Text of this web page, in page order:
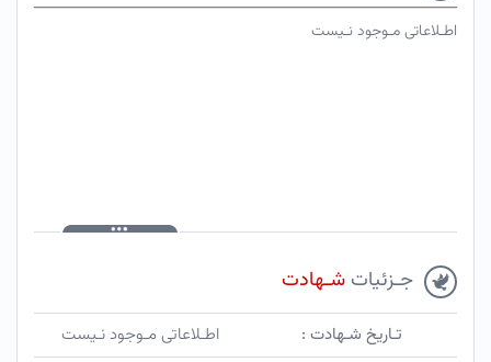
اطـلاعاتی مـوجود نـیست
جـزئیات شـهادت
تـاریخ شـهادت :
اطـلاعاتی مـوجود نـیست